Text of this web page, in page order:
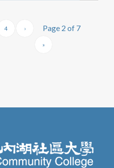
Page 2 of 7
4 ›
»